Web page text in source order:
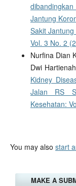
Jantung
Sakit
Vol. 3 No. 2
Nurfina Dian
Dwi
Kidney
Jalan RS
Kesehatan:
You may also start
MAKE A